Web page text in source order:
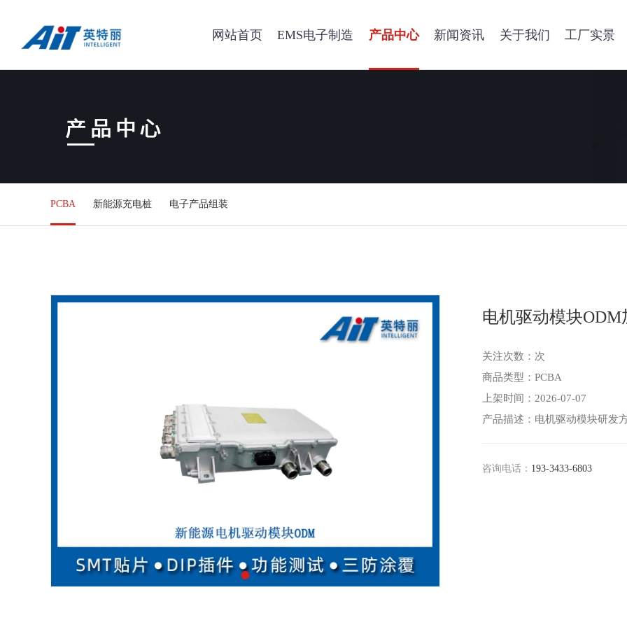
网站首页 EMS电子制造 产品中心 新闻资讯 关于我们 工厂实景
PCBA 新能源充电桩 电子产品组装
电机驱动模块ODM
关注次数： 次
商品类型：PCBA
上架时间：2026-07-07
产品描述：电机驱动模块研发
咨询电话： 193-3433-6803